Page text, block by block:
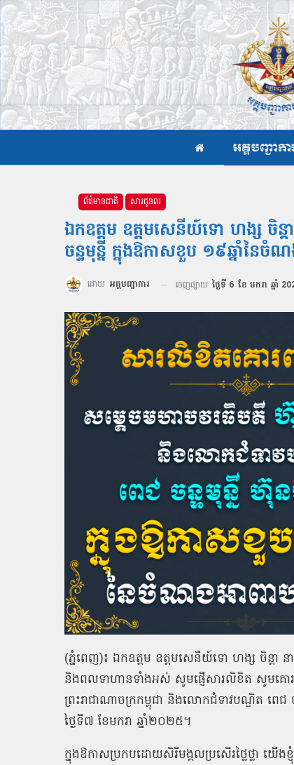
អគ្គបញ្ជាការ
ព័ត៌មានជាតិ សារជូនពរ
ឯកឧត្តម ឧត្ដមសេនីយ៍ទោ ហង្ស ចិន្
ចន្ទមុន្នី ក្នុងឱកាសខួប ១៩ឆ្នាំនៃ
ដោយ អគ្គបញ្ជាការ ចេញផ្សាយ ថ្ងៃទី 6 ខែ មករា ឆ្នាំ
(ភ្នំពេញ)៖ ឯកឧត្តម ឧត្ដមសេនីយ៍ទោ ហង្ស ចិន្ដា ន
និងពលទាហានទាំងអស់ សូមផ្ញើសារលិខិត សូមគោរ
ព្រះរាជាណាចក្រកម្ពុជា និងលោកជំទាវបណ្ឌិត ព
ថ្ងៃទី៧ ខែមករា ឆ្នាំ២០២៥។
ក្នុងឱកាសប្រកបដោយសិរីមង្គលប្រសើរថ្លៃថ្លា យ